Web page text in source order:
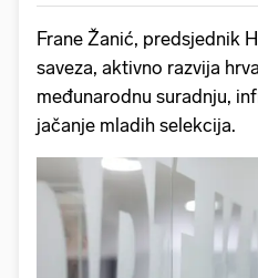
Frane Žanić, predsjednik
saveza, aktivno razvija
međunarodnu suradnju,
jačanje mladih selekcija.